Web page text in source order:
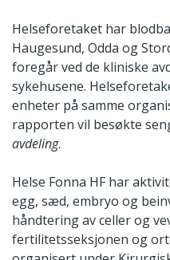
Helseforetaket har
Haugesund, Odda og
foregår ved de kliniske
sykehusene.
enheter på samme
rapporten vil besøkte
avdeling.
Helse Fonna HF har
egg, sæd, embryo og
håndtering av celler og
fertilitetsseksjonen og